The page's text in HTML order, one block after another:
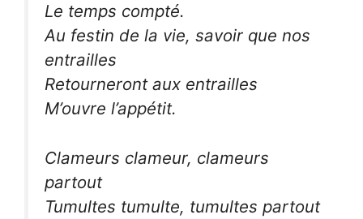
Le temps compté.
Au festin de la vie, savoir que nos
entrailles
Retourneront aux entrailles
M’ouvre l’appétit.
Clameurs clameur, clameurs
partout
Tumultes tumulte, tumultes partout